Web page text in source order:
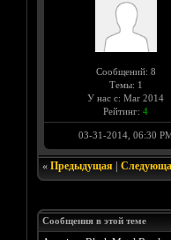
Сообщений: 8
Темы: 1
У нас с: Mar 2014
Рейтинг: 4
03-31-2014, 06:30
« Предыдущая|
Сообщения в этой теме